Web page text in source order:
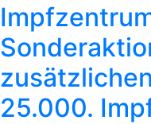
25.000.